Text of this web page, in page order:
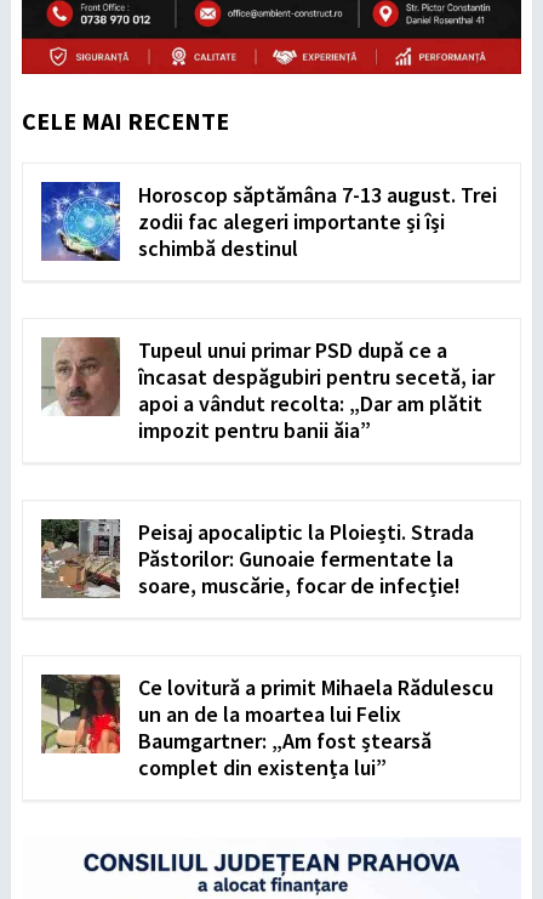
CELE MAI RECENTE
Horoscop săptămâna 7-13 august. Trei
zodii fac alegeri importante și își
schimbă destinul
Tupeul unui primar PSD după ce a
încasat despăgubiri pentru secetă, iar
apoi a vândut recolta: „Dar am plătit
impozit pentru banii ăia”
Peisaj apocaliptic la Ploiești. Strada
Păstorilor: Gunoaie fermentate la
soare, muscărie, focar de infecție!
Ce lovitură a primit Mihaela Rădulescu
un an de la moartea lui Felix
Baumgartner: „Am fost ștearsă
complet din existența lui”